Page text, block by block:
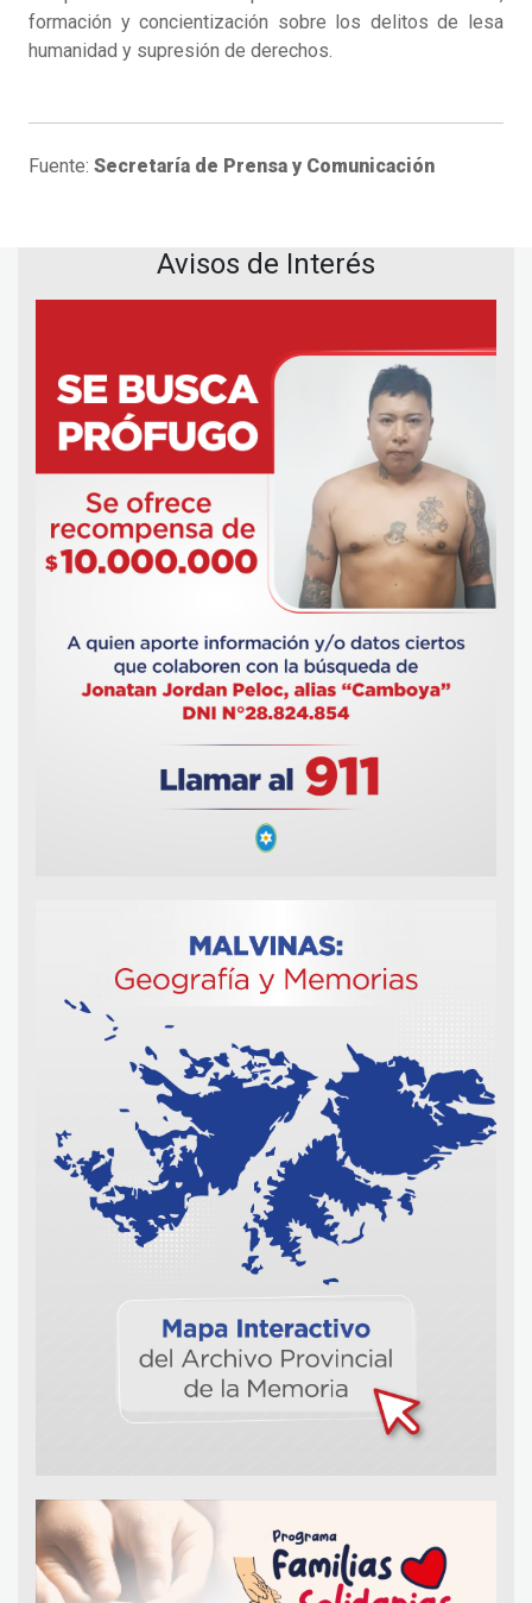
formación y concientización sobre los delitos de lesa
humanidad y supresión de derechos.
Fuente: Secretaría de Prensa y Comunicación
Avisos de Interés